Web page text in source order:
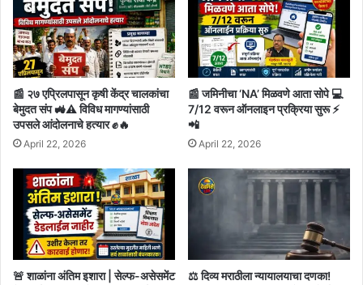
📰 २७ एप्रिलपासून कृषी केंद्र चालकांचा
बेमुदत संप 🚜⚠️ विविध मागण्यांसाठी
उपसले आंदोलनाचे हत्यार ✊🔥
April 22, 2026
📰 जमिनीचा ‘NA’ मिळवणे आता सोपे 💻
7/12 वरून ऑनलाइन प्रक्रिया सुरू ⚡
📲
April 22, 2026
🚨 शाळांना अंतिम इशारा | सेल्फ-असेसमेंट
⚖️ दिव्य मराठीला न्यायालयाचा दणका!